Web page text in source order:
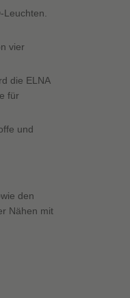
Leuchten.
vier
die ELNA
für
und
den
Nähen mit